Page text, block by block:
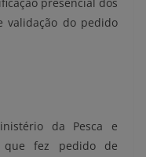
validação do pedido
da Pesca e
que fez pedido de